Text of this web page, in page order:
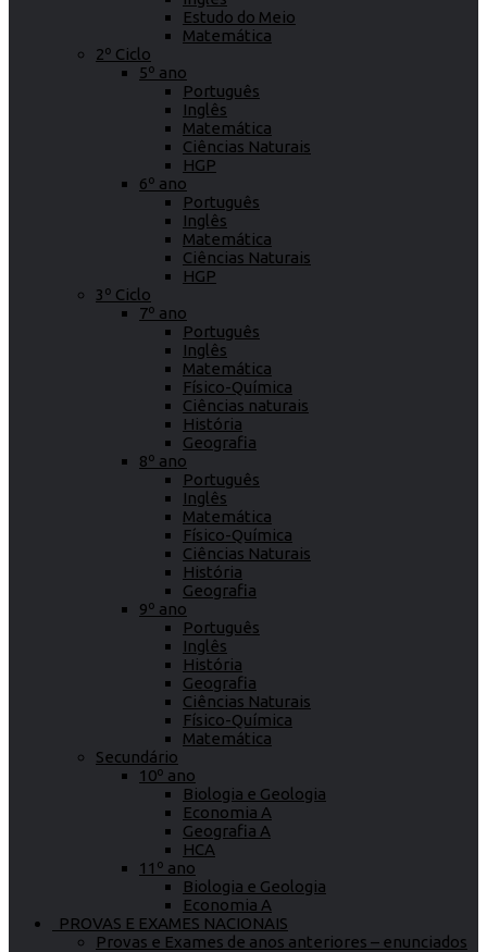
Estudo do Meio
Matemática
2º Ciclo
5º ano
Português
Inglês
Matemática
Ciências Naturais
HGP
6º ano
Português
Inglês
Matemática
Ciências Naturais
HGP
3º Ciclo
7º ano
Português
Inglês
Matemática
Físico-Química
Ciências naturais
História
Geografia
8º ano
Português
Inglês
Matemática
Físico-Química
Ciências Naturais
História
Geografia
9º ano
Português
Inglês
História
Geografia
Ciências Naturais
Físico-Química
Matemática
Secundário
10º ano
Biologia e Geologia
Economia A
Geografia A
HCA
11º ano
Biologia e Geologia
Economia A
PROVAS E EXAMES NACIONAIS
Provas e Exames de anos anteriores – enunciados